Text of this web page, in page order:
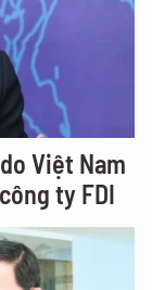
Việt Nam
ty FDI